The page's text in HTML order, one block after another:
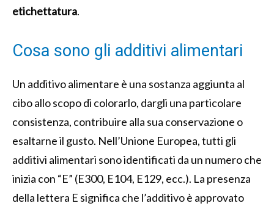
etichettatura.
Cosa sono gli additivi alimentari
Un additivo alimentare è una sostanza aggiunta al
cibo allo scopo di colorarlo, dargli una particolare
consistenza, contribuire alla sua conservazione o
esaltarne il gusto. Nell’Unione Europea, tutti gli
additivi alimentari sono identificati da un numero che
inizia con “E” (E300, E104, E129, ecc.). La presenza
della lettera E significa che l’additivo è approvato